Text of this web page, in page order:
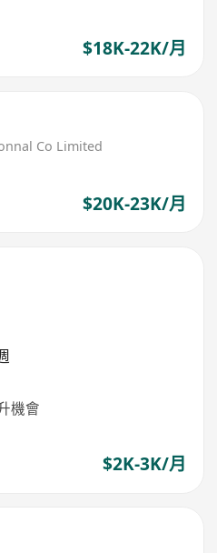
$18K-22K/月
Co Limited
$20K-23K/月
機會
$2K-3K/月